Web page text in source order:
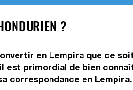
?
en Lempira que ce
primordial de bien
correspondance en